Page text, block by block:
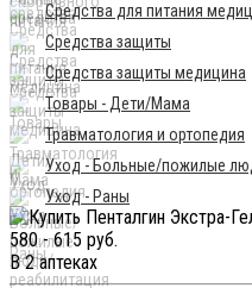
Средства для питания
Средства защиты
Средства защиты медицина
Товары - Дети/Мама
Травматология и ортопедия
Уход - Больные/пожилые
Уход - Раны
580 - 615 руб.
В 2 аптеках